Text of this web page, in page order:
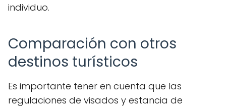
individuo.
Comparación con otros
destinos turísticos
Es importante tener en cuenta que las
regulaciones de visados y estancia de